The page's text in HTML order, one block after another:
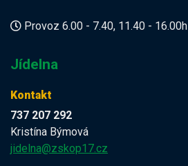
Provoz 6.00 - 7.40, 11.40 - 16.00h
Jídelna
Kontakt
737 207 292
Kristína Býmová
jidelna@zskop17.cz